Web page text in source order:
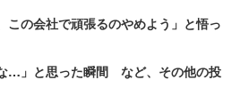
うこと」です。決断を下さない管
自分の提案は無駄だ」と感じ、主
決断力とは、単に物事を選ぶ力で
ネルギー」を与える力なのです。
この会社で頑張るのやめよう」と悟っ
…」と思った瞬間 など、その他の投